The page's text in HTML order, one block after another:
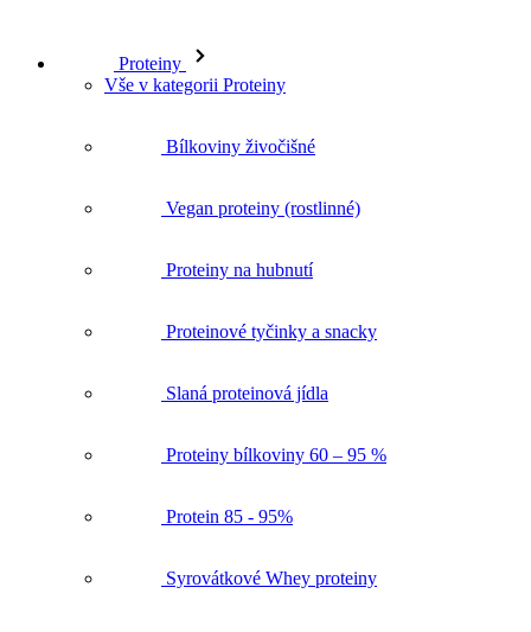
Proteiny
Vše v kategorii Proteiny
Bílkoviny živočišné
Vegan proteiny (rostlinné)
Proteiny na hubnutí
Proteinové tyčinky a snacky
Slaná proteinová jídla
Proteiny bílkoviny 60 – 95 %
Protein 85 - 95%
Syrovátkové Whey proteiny